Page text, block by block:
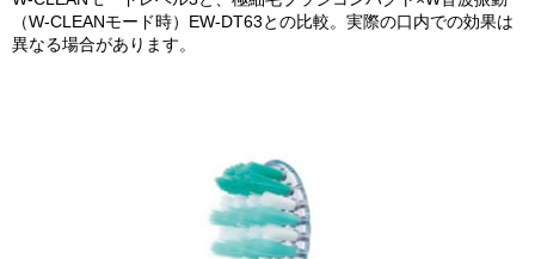
（W-CLEANモード時）EW-DT63との比較。実際の口内での効果は
異なる場合があります。